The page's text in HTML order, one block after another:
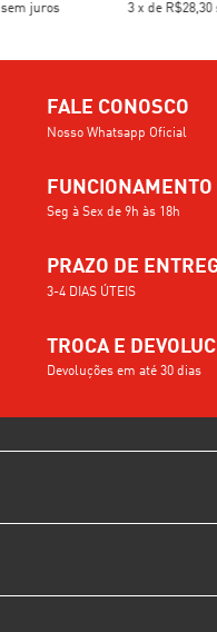
sem juros 3 x de R$28,30
FALE CONOSCO
Nosso Whatsapp Oficial
FUNCIONAMENTO
Seg à Sex de 9h às 18h
PRAZO DE
3-4 DIAS ÚTEIS
TROCA E
Devoluções em até 30 dias